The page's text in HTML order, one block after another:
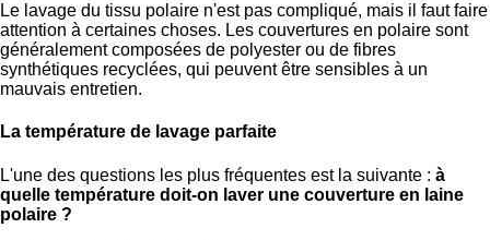
Le lavage du tissu polaire n'est pas compliqué, mais il faut faire
attention à certaines choses. Les couvertures en polaire sont
généralement composées de polyester ou de fibres
synthétiques recyclées, qui peuvent être sensibles à un
mauvais entretien.
La température de lavage parfaite
L'une des questions les plus fréquentes est la suivante : à
quelle température doit-on laver une couverture en laine
polaire ?